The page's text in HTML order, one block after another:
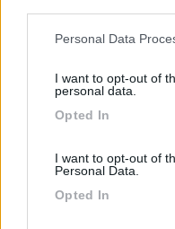
Please note that this
not limited to your visit or
grant or deny consent to
use your data for below
Personal Data
I want to opt-out of
personal data.
Opted In
I want to opt-out of
Personal Data.
Opted In